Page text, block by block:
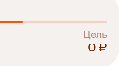
Цель
0 ₽